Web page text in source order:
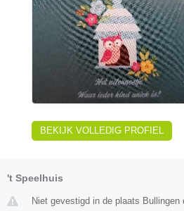
BEKIJK VOLLEDIG PROFIEL
't Speelhuis
Niet gevestigd in de plaats Bullingen